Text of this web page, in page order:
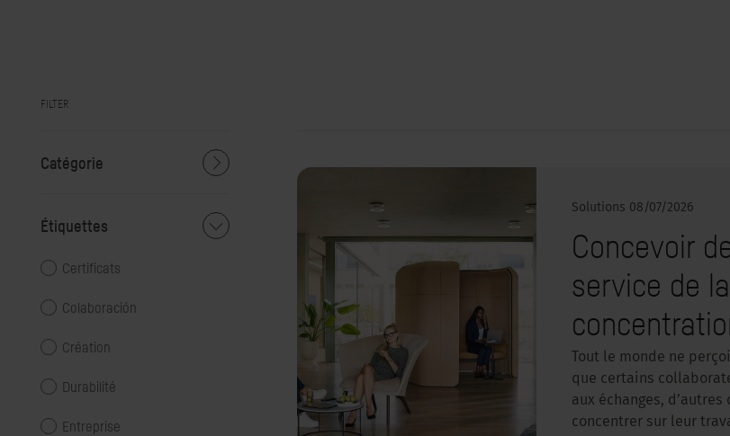
FILTER
Catégorie
Étiquettes
Certificats
Colaboración
Création
Durabilité
Entreprise
Solutions 08/07/2026
Concevoir
service de
Tout le monde ne
que certains
aux échanges,
concentrer sur leur